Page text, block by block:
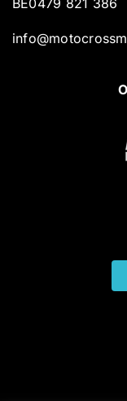
BE0479 821 386